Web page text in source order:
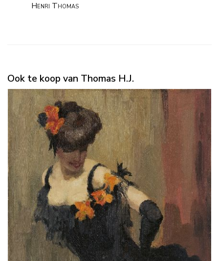
Henri Thomas
Ook te koop van Thomas H.J.